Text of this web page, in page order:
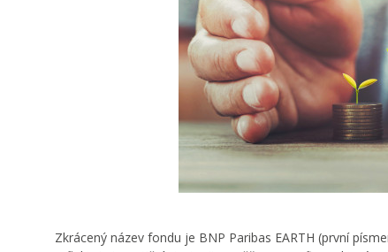
Zkrácený název fondu je BNP Paribas EARTH (první